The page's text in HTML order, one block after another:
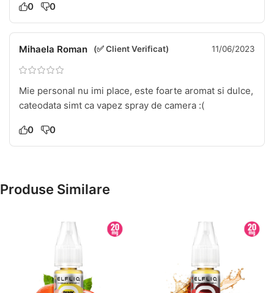
0 0
Mihaela Roman (✅ Client Verificat) 11/06/2023
Mie personal nu imi place, este foarte aromat si dulce,
cateodata simt ca vapez spray de camera :(
0 0
Produse Similare